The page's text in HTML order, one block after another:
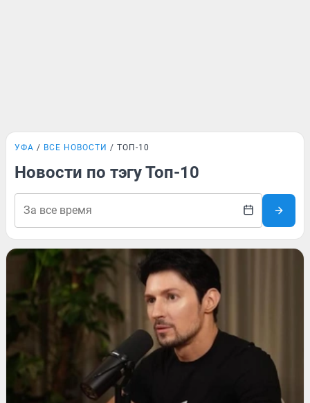
УФА ВСЕ НОВОСТИ ТОП-10
Новости по тэгу Топ-10